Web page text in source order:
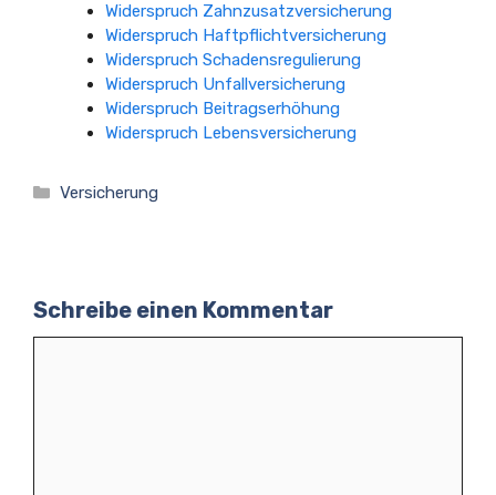
Widerspruch Zahnzusatzversicherung
Widerspruch Haftpflichtversicherung
Widerspruch Schadensregulierung
Widerspruch Unfallversicherung
Widerspruch Beitragserhöhung
Widerspruch Lebensversicherung
Kategorien
Versicherung
Schreibe einen Kommentar